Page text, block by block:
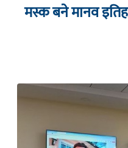
मस्क बने मानव